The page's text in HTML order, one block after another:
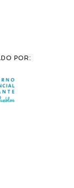
POR: